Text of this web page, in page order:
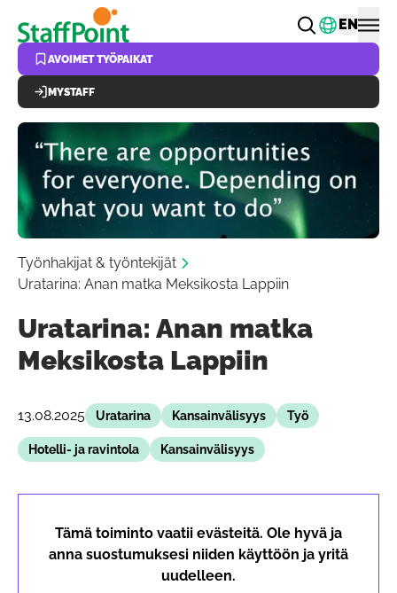
Hyppää pääsisältöön Vaihda
EN
AVOIMET TYÖPAIKAT
MYSTAFF
Työnhakijat & työntekijät
Uratarina: Anan matka Meksikosta Lappiin
Uratarina: Anan matka
Meksikosta Lappiin
13.08.2025 Uratarina Kansainvälisyys Työ
Hotelli- ja ravintola Kansainvälisyys
Tämä toiminto vaatii evästeitä. Ole hyvä ja
anna suostumuksesi niiden käyttöön ja yritä
uudelleen.